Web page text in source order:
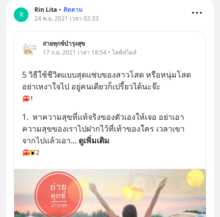
R
Rin Lita • ติดตาม
24 พ.ย. 2021 เวลา 02:33
ถ่ายทุกข์บำรุงสุข
17 ก.ย. 2021 เวลา 18:54 • ไลฟ์สไตล์
5 วิธีใช้ชีวิตแบบสุดแซ่บของสาวโสด หรือหนุ่มโสด
อย่าเหงาใจไป อยู่คนเดียวก็เปรี้ยวได้นะจ๊ะ
1
1.  หาความสุขที่แท้จริงของตัวเองให้เจอ อย่าเอา
ความสุขของเราไปฝากไว้ที่เท้าของใคร เวลาเขา
จากไปแล้วเอา... ดูเพิ่มเติม
2